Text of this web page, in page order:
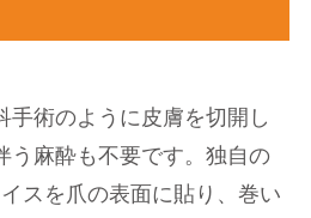
手術のように皮膚を切開し
う麻酔も不要です。独自の
スを爪の表面に貼り、巻い